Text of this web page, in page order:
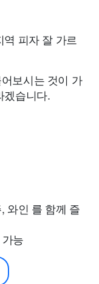
피자 잘 가르
보시는 것이 가
겠습니다.
와인 를 함께 즐
능